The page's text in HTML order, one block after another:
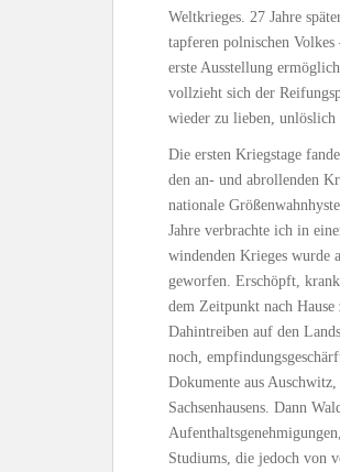
Weltkrieges. 27 Jahre
tapferen polnischen
erste Ausstellung
vollzieht sich der
wieder zu lieben, unlöslich
Die ersten Kriegstage
den an- und abrollenden
nationale
Jahre verbrachte ich in
windenden Krieges wurde
geworfen. Erschöpft,
dem Zeitpunkt nach Hause
Dahintreiben auf den
noch,
Dokumente aus
Sachsenhausens. Dann
Studiums, die jedoch von